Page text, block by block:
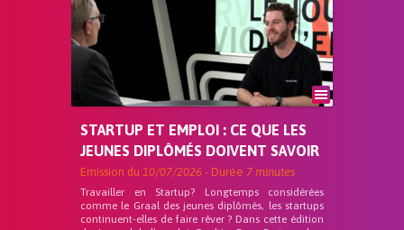
STARTUP ET EMPLOI : CE QUE LES
JEUNES DIPLÔMÉS DOIVENT SAVOIR
Emission du 10/07/2026 - Durée 7 minutes
Travailler en Startup? Longtemps considérées
comme le Graal des jeunes diplômés, les startups
continuent-elles de faire rêver ? Dans cette édition